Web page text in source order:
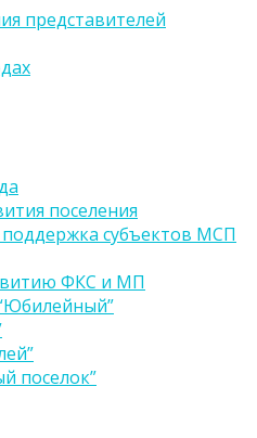
представителей
поселения
субъектов МСП
ФКС и МП
поселок”